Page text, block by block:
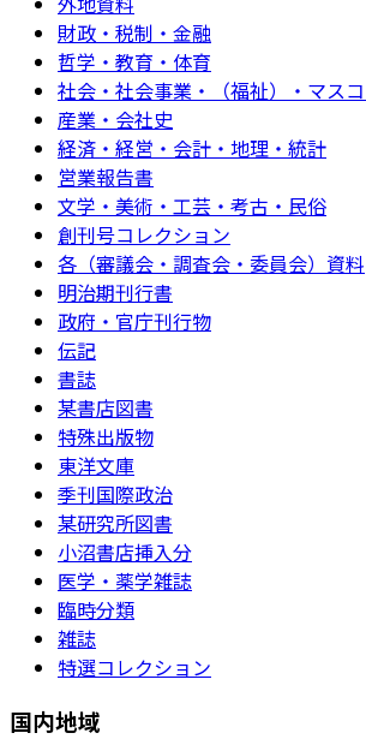
財政・税制・金融
哲学・教育・体育
社会・社会事業・（福祉）・マス
産業・会社史
経済・経営・会計・地理・統計
営業報告書
文学・美術・工芸・考古・民俗
創刊号コレクション
各（審議会・調査会・委員会）資料
明治期刊行書
政府・官庁刊行物
伝記
書誌
某書店図書
特殊出版物
東洋文庫
季刊国際政治
某研究所図書
小沼書店挿入分
医学・薬学雑誌
臨時分類
雑誌
特選コレクション
国内地域